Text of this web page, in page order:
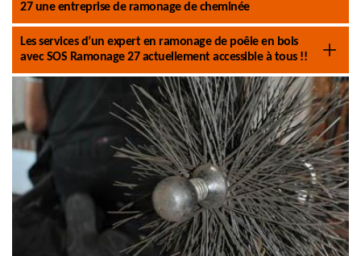
27 une entreprise de ramonage de cheminée
Les services d’un expert en ramonage de poêle en bois
avec SOS Ramonage 27 actuellement accessible à tous !!